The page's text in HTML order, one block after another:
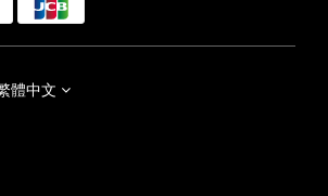
體中文